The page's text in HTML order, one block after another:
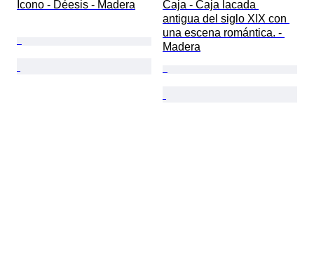
Icono - Déesis - Madera
Caja - Caja lacada
antigua del siglo XIX con
una escena romántica. -
Madera